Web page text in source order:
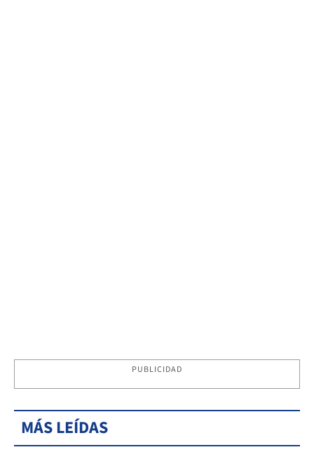
PUBLICIDAD
MÁS LEÍDAS